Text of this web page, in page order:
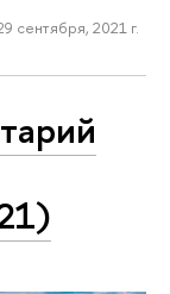
сентября, 2021 г.